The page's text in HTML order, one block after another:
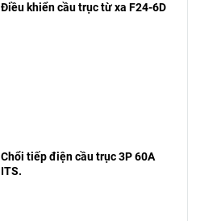
Điều khiển cầu trục từ xa F24-6D
Chổi tiếp điện cầu trục 3P 60A
ITS.